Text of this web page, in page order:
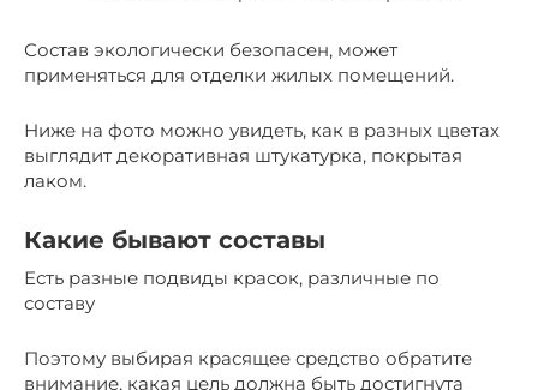
Состав экологически безопасен, может
применяться для отделки жилых помещений.
Ниже на фото можно увидеть, как в разных цветах
выглядит декоративная штукатурка, покрытая
лаком.
Какие бывают составы
Есть разные подвиды красок, различные по
составу
Поэтому выбирая красящее средство обратите
внимание, какая цель должна быть достигнута